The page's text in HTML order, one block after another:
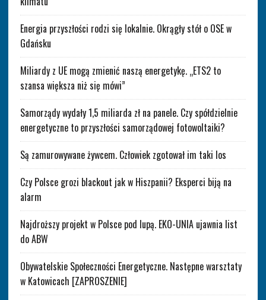
Energia przyszłości rodzi się lokalnie. Okrągły stół o OSE w
Gdańsku
Miliardy z UE mogą zmienić naszą energetykę. „ETS2 to
szansa większa niż się mówi”
Samorządy wydały 1,5 miliarda zł na panele. Czy spółdzielnie
energetyczne to przyszłości samorządowej fotowoltaiki?
Są zamurowywane żywcem. Człowiek zgotował im taki los
Czy Polsce grozi blackout jak w Hiszpanii? Eksperci biją na
alarm
Najdroższy projekt w Polsce pod lupą. EKO-UNIA ujawnia list
do ABW
Obywatelskie Społeczności Energetyczne. Następne warsztaty
w Katowicach [ZAPROSZENIE]